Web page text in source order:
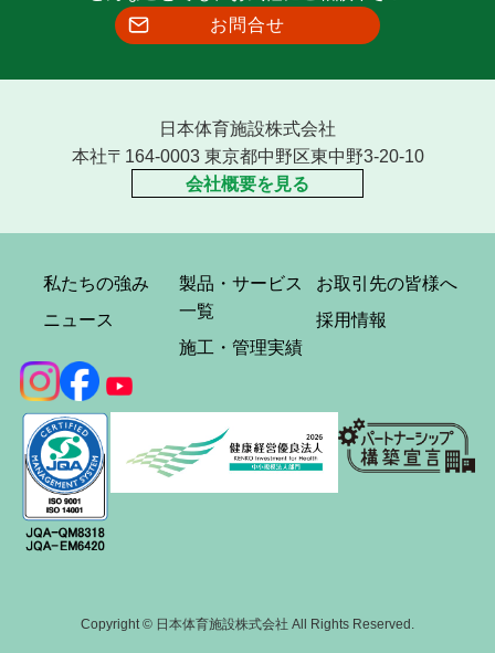
お問合せ
日本体育施設株式会社
本社〒164-0003 東京都中野区東中野3-20-10
会社概要を見る
私たちの強み
ニュース
製品・サービス
一覧
施工・管理実績
お取引先の皆様へ
採用情報
Copyright © 日本体育施設株式会社 All Rights Reserved.